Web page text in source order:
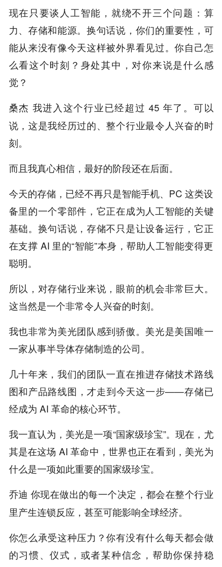
现在只要谈人工智能，就绕不开三个问题：算
力、存储和能源。换句话说，你们的重要性，可
能从来没有像今天这样被外界看见过。你自己怎
么看这个时刻？身处其中，对你来说是什么感
觉？
桑杰 我进入这个行业已经超过 45 年了。可以
说，这是我经历过的、整个行业最令人兴奋的时
刻。
而且我真心相信，最好的阶段还在后面。
今天的存储，已经不再只是智能手机、PC 这类设
备里的一个零部件，它正在成为人工智能的关键
基础。换句话说，存储不只是让设备运行，它正
在支撑 AI 里的“智能”本身，帮助人工智能变得更
聪明。
所以，对存储行业来说，眼前的机会非常巨大。
这当然是一个非常令人兴奋的时刻。
我也非常为美光团队感到骄傲。美光是美国唯一
一家从事半导体存储制造的公司。
几十年来，我们的团队一直在推进存储技术路线
图和产品路线图，才走到今天这一步——存储已
经成为 AI 革命的核心环节。
我一直认为，美光是一项“国家级珍宝”。现在，尤
其是在这场 AI 革命中，世界也正在看到，美光为
什么是一项如此重要的国家级珍宝。
乔迪 你现在做出的每一个决定，都会在整个行业
里产生连锁反应，甚至可能影响全球经济。
你怎么承受这种压力？你有没有什么每天都会做
的习惯、仪式，或者某种信念，帮助你保持稳